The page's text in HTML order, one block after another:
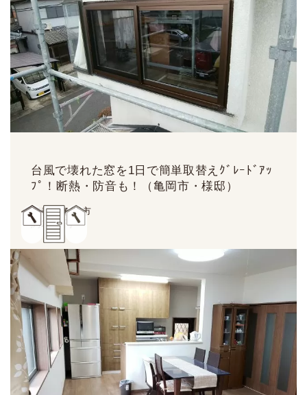
台風で壊れた窓を1日で簡単取替えｸﾞﾚｰﾄﾞｱｯ
ﾌﾟ！断熱・防音も！（亀岡市・様邸）
京都府亀岡市
約20万円